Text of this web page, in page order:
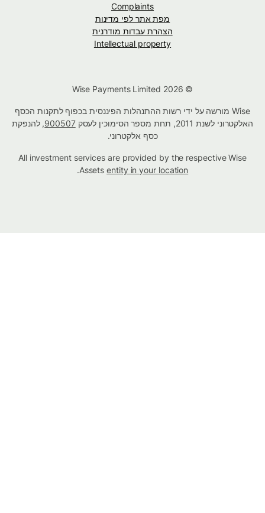
Complaints
מפת אתר לפי מדינות
הצהרת עבדות מודרנית
Intellectual property
Wise מורשה על ידי רשות ההתנהלות הפיננסית בכפוף לתקנות הכסף
האלקטרוני לשנת 2011, תחת מספר הסימוכין לעסק
900507, להנפקת
כסף אלקטרוני.
All investment services are provided by the respective Wise
Assetsentity in your location
.